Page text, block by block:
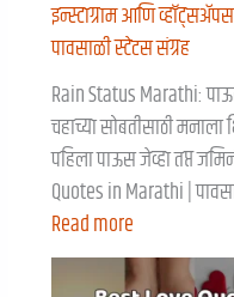
इन्स्टाग्राम आणि
पावसाळी स्टेटस संग्रह
Rain Status Marathi:
चहाच्या सोबतीसाठी
पहिला पाऊस जेव्हा तप्त
Quotes in Marathi |
Read more